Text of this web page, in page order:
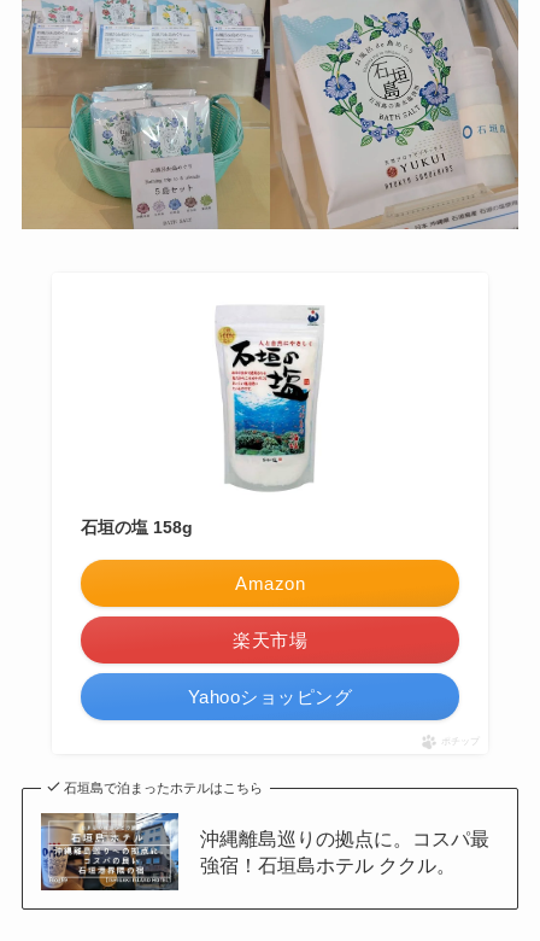
石垣の塩 158g
Amazon
楽天市場
Yahooショッピング
ポチップ
石垣島で泊まったホテルはこちら
沖縄離島巡りの拠点に。コスパ最
強宿！石垣島ホテル ククル。